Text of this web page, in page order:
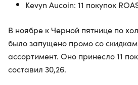
Kevyn Aucoin: 11 покупок
В ноябре к Черной пятнице по
было запущено промо со
ассортимент. Оно принесло 11
составил 30,26.